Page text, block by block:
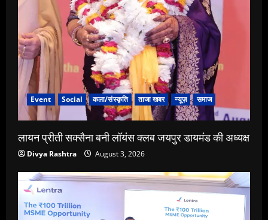
Event Social कला/संस्कृति ताजा खबर न्यूज़ समाज
लायन प्रीती सक्सैना बनी लॉयंस क्लब जयपुर डायमंड की अध्यक्ष
Divya Rashtra August 3, 2026